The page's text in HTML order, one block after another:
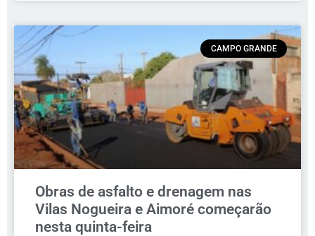
CAMPO GRANDE
Obras de asfalto e drenagem nas
Vilas Nogueira e Aimoré começarão
nesta quinta-feira